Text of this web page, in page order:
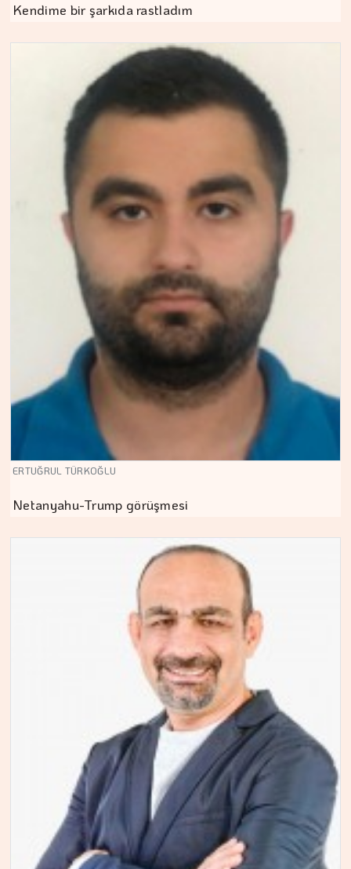
Kendime bir şarkıda rastladım
ERTUĞRUL TÜRKOĞLU
Netanyahu-Trump görüşmesi